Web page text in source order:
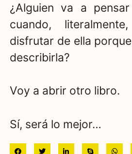
¿Alguien va a
cuando,
disfrutar de ella
describirla?
Voy a abrir otro libro.
Sí, será lo mejor…